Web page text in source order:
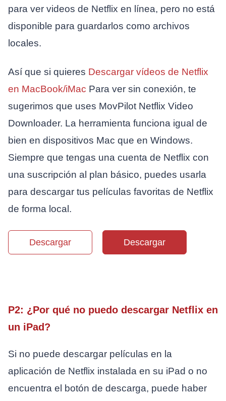
para ver videos de Netflix en línea, pero no está
disponible para guardarlos como archivos
locales.
Así que si quieres Descargar vídeos de Netflix
en MacBook/iMac Para ver sin conexión, te
sugerimos que uses MovPilot Netflix Video
Downloader. La herramienta funciona igual de
bien en dispositivos Mac que en Windows.
Siempre que tengas una cuenta de Netflix con
una suscripción al plan básico, puedes usarla
para descargar tus películas favoritas de Netflix
de forma local.
Descargar Descargar
P2: ¿Por qué no puedo descargar Netflix en
un iPad?
Si no puede descargar películas en la
aplicación de Netflix instalada en su iPad o no
encuentra el botón de descarga, puede haber